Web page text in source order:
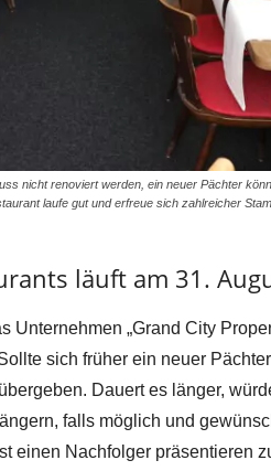
nicht renoviert werden, ein neuer Pächter
laufe gut und erfreue sich zahlreicher
läuft am 31.
Unternehmen „Grand City
sich früher ein neuer
Dauert es länger,
falls möglich und
einen Nachfolger präsentieren